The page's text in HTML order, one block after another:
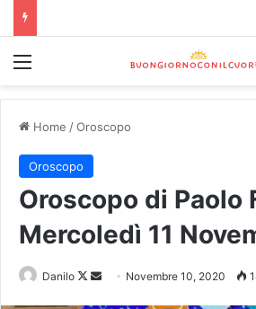
Home /Oroscopo
Oroscopo
Oroscopo di Paolo
Mercoledì 11
Danilo Novembre 10, 2020